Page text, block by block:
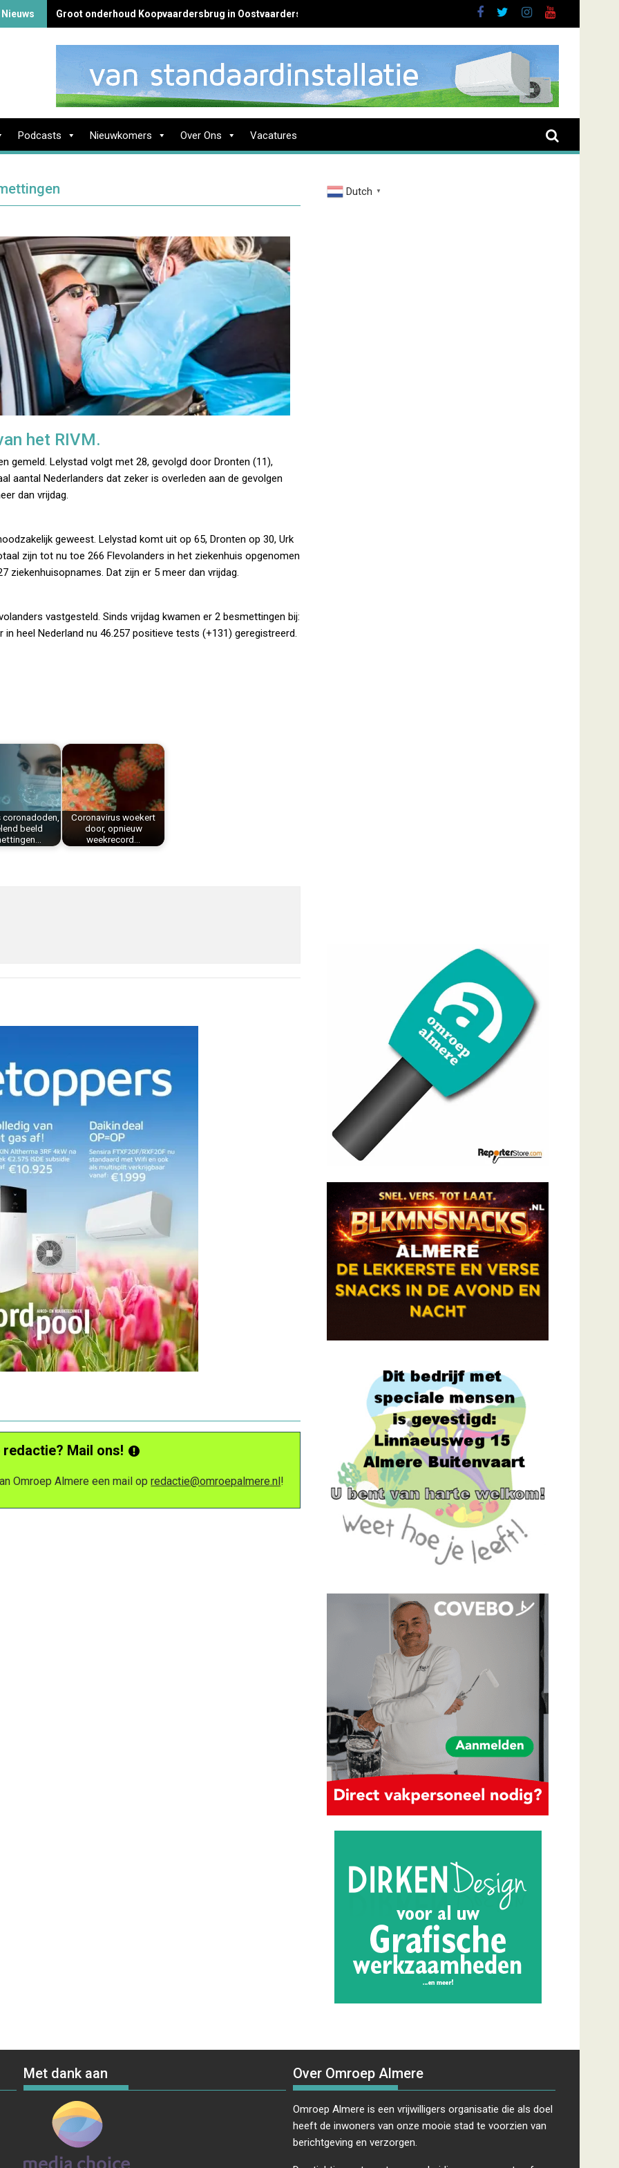
Groot onderhoud Koopvaardersbrug in Oostvaardersbuurt
Podcasts Nieuwkomers Over Ons Vacatures
het RIVM.
gemeld. Lelystad volgt met 28, gevolgd door Dronten (11),
aantal Nederlanders dat zeker is overleden aan de gevolgen
dan vrijdag.
geweest. Lelystad komt uit op 65, Dronten op 30, Urk
zijn tot nu toe 266 Flevolanders in het ziekenhuis opgenomen
ziekenhuisopnames. Dat zijn er 5 meer dan vrijdag.
vastgesteld. Sinds vrijdag kwamen er 2 besmettingen bij:
heel Nederland nu 46.257 positieve tests (+131) geregistreerd.
coronadoden,
beeld
Coronavirus woekert
door, opnieuw
weekrecord…
Mail ons!
Omroep Almere een mail opredactie@omroepalmere.nl!
Dutch ▼
Met dank aan Over Omroep Almere
Omroep Almere is een vrijwilligers organisatie die als doel
heeft de inwoners van onze mooie stad te voorzien van
berichtgeving en verzorgen.